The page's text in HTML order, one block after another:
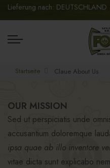
Lieferung nach: DEUTSCHLAND
Startseite Claue About Us
OUR MISSION
Sed ut perspiciatis unde
accusantium doloremque
ipsa quae ab illo inventore
vitae dicta sunt explicabo